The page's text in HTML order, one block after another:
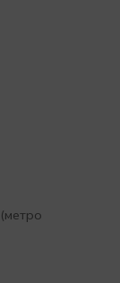
(метро